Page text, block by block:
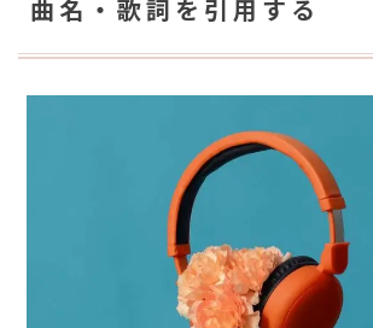
曲名・歌詞を引用する